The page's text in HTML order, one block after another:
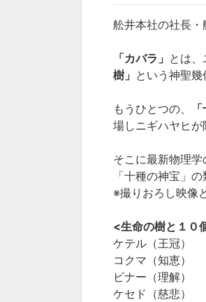
舩井本社の社長
「カバラ」 とは
樹」 という神聖
もうひとつの、
場しニギハヤヒが
そこに最新物理学
「十種の神宝」
※撮りおろし映像
<生命の樹と１０
ケテル（王冠）
コクマ（知恵）
ビナー（理解）
ケセド（慈悲）